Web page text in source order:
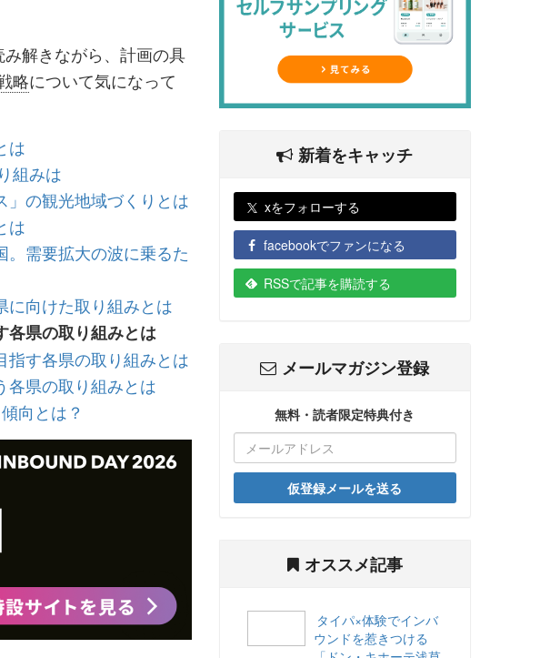
解きながら、計画の具
略について気になって
は
組みは
」の観光地域づくりとは
は
。需要拡大の波に乗るた
に向けた取り組みとは
各県の取り組みとは
指す各県の取り組みとは
各県の取り組みとは
向とは？
新着をキャッチ
xをフォローする
facebookでファンになる
RSSで記事を購読する
メールマガジン登録
無料・読者限定特典付き
仮登録メールを送る
オススメ記事
タイパ×体験でインバ
ウンドを惹きつける